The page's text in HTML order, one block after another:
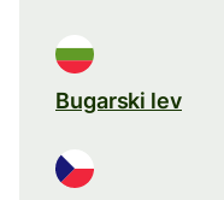
Bugarski lev